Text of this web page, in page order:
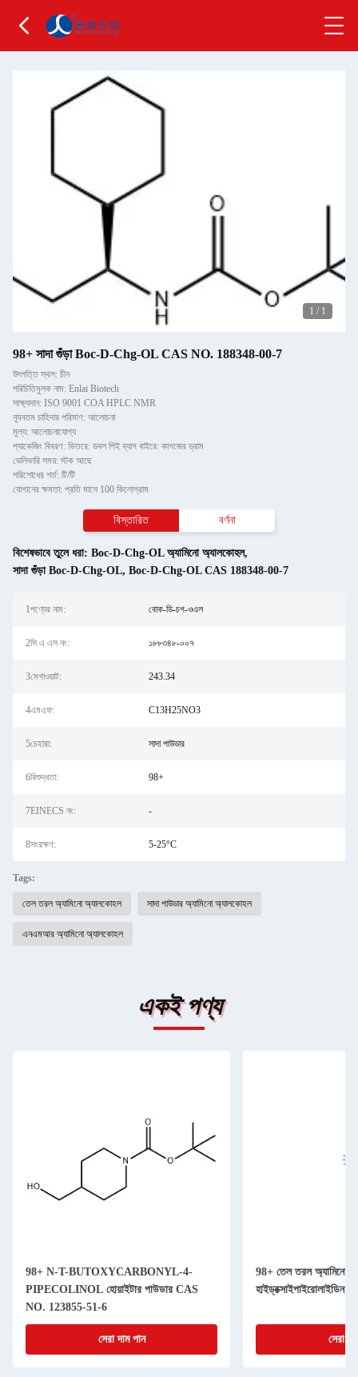
1 / 1
98+ সাদা গুঁড়া Boc-D-Chg-OL CAS NO. 188348-00-7
উৎপত্তি স্থল: চীন
পরিচিতিমুলক নাম: Enlai Biotech
সাক্ষ্যদান: ISO 9001 COA HPLC NMR
ন্যূনতম চাহিদার পরিমাণ: আলোচনা
মূল্য: আলোচনাযোগ্য
প্যাকেজিং বিবরণ: ভিতরে: ডবল পিই ব্যাগ বাইরে: কাগজের ড্রাম
ডেলিভারি সময়: স্টক আছে
পরিশোধের শর্ত: টি/টি
যোগানের ক্ষমতা: প্রতি মাসে 100 কিলোগ্রাম
বিস্তারিত বর্ণনা
বিশেষভাবে তুলে ধরা: Boc-D-Chg-OL অ্যামিনো অ্যালকোহল,
সাদা গুঁড়া Boc-D-Chg-OL, Boc-D-Chg-OL CAS 188348-00-7
1পণ্যের নাম: বোক-ডি-চগ-ওএল
2সি এ এস নং: ১৮৮৩৪৮-০০৭
3মেগাওয়াট: 243.34
4এমএফ: C13H25NO3
5চেহারা: সাদা পাউডার
6বিশুদ্ধতা: 98+
7EINECS নং: -
8সংরক্ষণ: 5-25°C
Tags:
তেল তরল অ্যামিনো অ্যালকোহল সাদা পাউডার অ্যামিনো অ্যালকোহল
এনএমআর অ্যামিনো অ্যালকোহল
একই পণ্য
98+ N-T-BUTOXYCARBONYL-4-
PIPECOLINOL হোয়াইটার পাউডার CAS
NO. 123855-51-6
সেরা দাম পান
98+ তেল তরল অ্যামিনো
সেরা